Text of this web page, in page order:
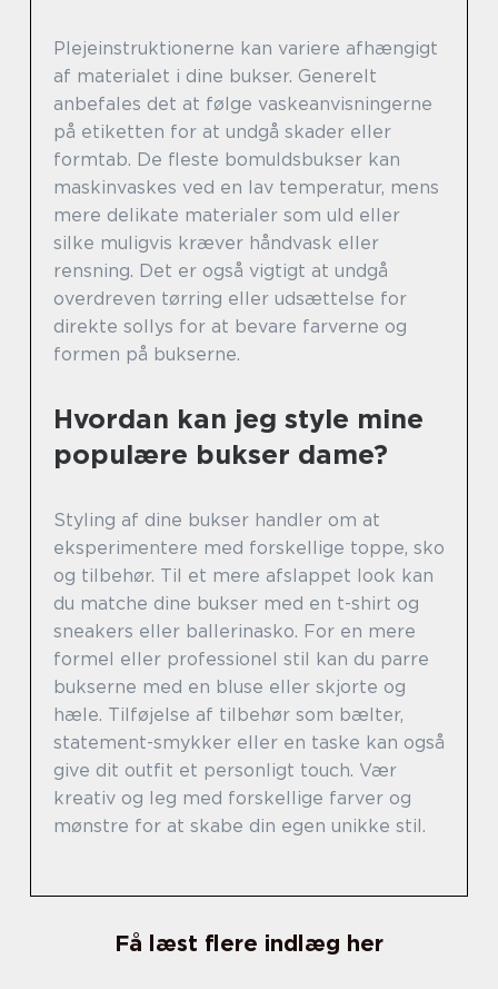
Plejeinstruktionerne kan variere afhængigt
af materialet i dine bukser. Generelt
anbefales det at følge vaskeanvisningerne
på etiketten for at undgå skader eller
formtab. De fleste bomuldsbukser kan
maskinvaskes ved en lav temperatur, mens
mere delikate materialer som uld eller
silke muligvis kræver håndvask eller
rensning. Det er også vigtigt at undgå
overdreven tørring eller udsættelse for
direkte sollys for at bevare farverne og
formen på bukserne.
Hvordan kan jeg style mine
populære bukser dame?
Styling af dine bukser handler om at
eksperimentere med forskellige toppe, sko
og tilbehør. Til et mere afslappet look kan
du matche dine bukser med en t-shirt og
sneakers eller ballerinasko. For en mere
formel eller professionel stil kan du parre
bukserne med en bluse eller skjorte og
hæle. Tilføjelse af tilbehør som bælter,
statement-smykker eller en taske kan også
give dit outfit et personligt touch. Vær
kreativ og leg med forskellige farver og
mønstre for at skabe din egen unikke stil.
Få læst flere indlæg her